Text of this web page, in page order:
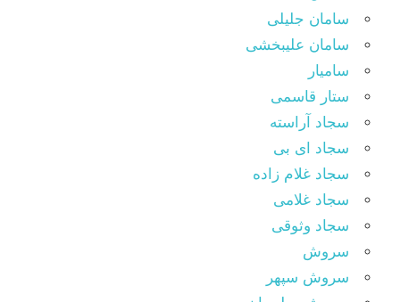
سامان جلیلی
سامان علیبخشی
سامیار
ستار قاسمی
سجاد آراسته
سجاد ای بی
سجاد غلام زاده
سجاد غلامی
سجاد وثوقى
سروش
سروش سپهر